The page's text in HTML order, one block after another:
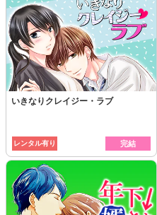
いきなりクレイジー・ラブ
レンタル有り 完結